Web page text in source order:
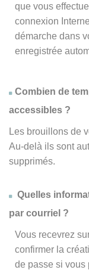
que vous
connexion
démarche dans
enregistrée
Combien de
accessibles ?
Les brouillons de
Au-delà ils sont
supprimés.
Quelles
par courriel ?
Vous recevrez
confirmer la
de passe si vous